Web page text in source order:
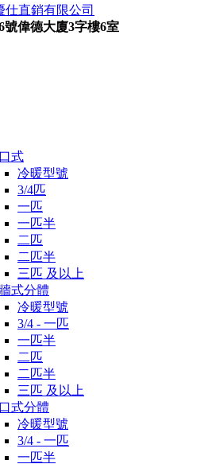
仕直銷有限公司
號偉德大廈3字樓6室
式
冷暖型號
3/4匹
一匹
一匹半
二匹
二匹半
三匹 及以上
式分體
冷暖型號
3/4 - 一匹
一匹半
二匹
二匹半
三匹 及以上
式分體
冷暖型號
3/4 - 一匹
一匹半